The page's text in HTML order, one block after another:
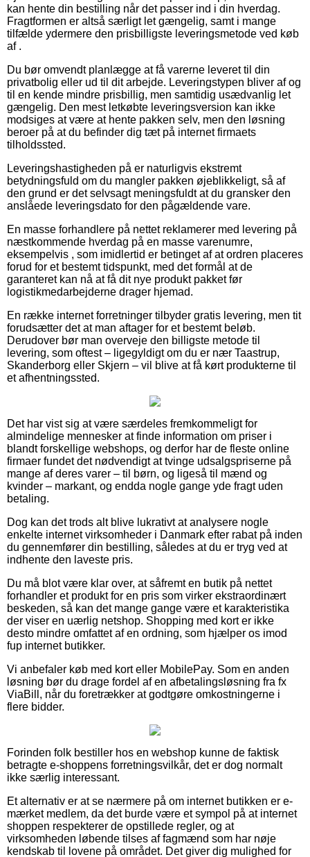
kan hente din bestilling når det passer ind i din hverdag.
Fragtformen er altså særligt let gængelig, samt i mange
tilfælde ydermere den prisbilligste leveringsmetode ved køb
af .
Du bør omvendt planlægge at få varerne leveret til din
privatbolig eller ud til dit arbejde. Leveringstypen bliver af og
til en kende mindre prisbillig, men samtidig usædvanlig let
gængelig. Den mest letkøbte leveringsversion kan ikke
modsiges at være at hente pakken selv, men den løsning
beroer på at du befinder dig tæt på internet firmaets
tilholdssted.
Leveringshastigheden på er naturligvis ekstremt
betydningsfuld om du mangler pakken øjeblikkeligt, så af
den grund er det selvsagt meningsfuldt at du gransker den
anslåede leveringsdato for den pågældende vare.
En masse forhandlere på nettet reklamerer med levering på
næstkommende hverdag på en masse varenumre,
eksempelvis , som imidlertid er betinget af at ordren placeres
forud for et bestemt tidspunkt, med det formål at de
garanteret kan nå at få dit nye produkt pakket før
logistikmedarbejderne drager hjemad.
En række internet forretninger tilbyder gratis levering, men tit
forudsætter det at man aftager for et bestemt beløb.
Derudover bør man overveje den billigste metode til
levering, som oftest – ligegyldigt om du er nær Taastrup,
Skanderborg eller Skjern – vil blive at få kørt produkterne til
et afhentningssted.
Det har vist sig at være særdeles fremkommeligt for
almindelige mennesker at finde information om priser i
blandt forskellige webshops, og derfor har de fleste online
firmaer fundet det nødvendigt at tvinge udsalgspriserne på
mange af deres varer – til børn, og ligeså til mænd og
kvinder – markant, og endda nogle gange yde fragt uden
betaling.
Dog kan det trods alt blive lukrativt at analysere nogle
enkelte internet virksomheder i Danmark efter rabat på inden
du gennemfører din bestilling, således at du er tryg ved at
indhente den laveste pris.
Du må blot være klar over, at såfremt en butik på nettet
forhandler et produkt for en pris som virker ekstraordinært
beskeden, så kan det mange gange være et karakteristika
der viser en uærlig netshop. Shopping med kort er ikke
desto mindre omfattet af en ordning, som hjælper os imod
fup internet butikker.
Vi anbefaler køb med kort eller MobilePay. Som en anden
løsning bør du drage fordel af en afbetalingsløsning fra fx
ViaBill, når du foretrækker at godtgøre omkostningerne i
flere bidder.
Forinden folk bestiller hos en webshop kunne de faktisk
betragte e-shoppens forretningsvilkår, det er dog normalt
ikke særlig interessant.
Et alternativ er at se nærmere på om internet butikken er e-
mærket medlem, da det burde være et sympol på at internet
shoppen respekterer de opstillede regler, og at
virksomheden løbende tilses af fagmænd som har nøje
kendskab til lovene på området. Det giver dig mulighed for